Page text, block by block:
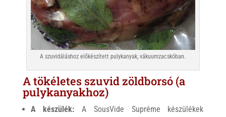
A szuvidáláshoz előkészített pulykanyak, vákuumzacskóban.
A tökéletes szuvid zöldborsó (a
pulykanyakhoz)
A készülék: A SousVide Supréme készülékek